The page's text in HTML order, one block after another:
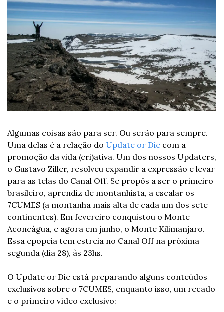
Algumas coisas são para ser. Ou serão para sempre.
Uma delas é a relação do Update or Die com a
promoção da vida (cri)ativa. Um dos nossos Updaters,
o Gustavo Ziller, resolveu expandir a expressão e levar
para as telas do Canal Off. Se propôs a ser o primeiro
brasileiro, aprendiz de montanhista, a escalar os
7CUMES (a montanha mais alta de cada um dos sete
continentes). Em fevereiro conquistou o Monte
Aconcágua, e agora em junho, o Monte Kilimanjaro.
Essa epopeia tem estreia no Canal Off na próxima
segunda (dia 28), às 23hs.
O Update or Die está preparando alguns conteúdos
exclusivos sobre o 7CUMES, enquanto isso, um recado
e o primeiro vídeo exclusivo: